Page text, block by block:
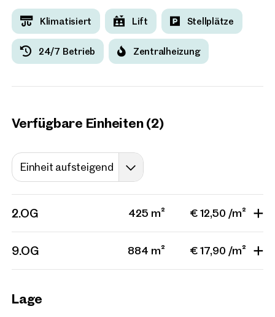
Klimatisiert Lift Stellplätze
24/7 Betrieb Zentralheizung
Verfügbare Einheiten (2)
Einheit aufsteigend
2.OG 425 m² € 12,50 /m²
9.OG 884 m² € 17,90 /m²
Lage
Projekte
Wien, 7. Neubau